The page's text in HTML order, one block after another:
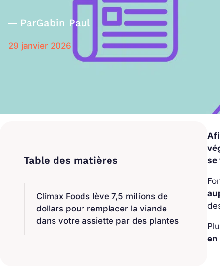
ParGabin Paul
29 janvier 2026
Climax Foods lève 7,5 millions de
dollars pour remplacer la viande
dans votre assiette par des plantes
se
en